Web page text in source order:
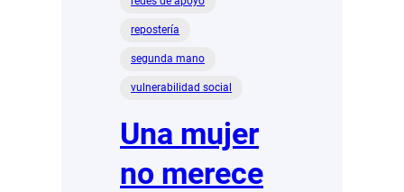
repostería
segunda mano
vulnerabilidad social
Una mujer
no merece